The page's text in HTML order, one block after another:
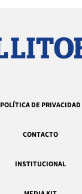
POLÍTICA DE PRIVACIDAD
CONTACTO
INSTITUCIONAL